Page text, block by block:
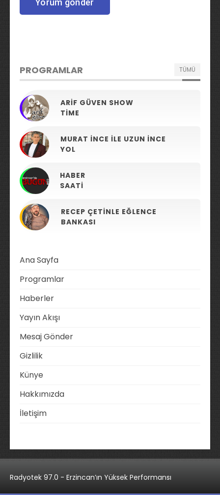
PROGRAMLAR TÜMÜ
ARIF GÜVEN SHOW
TIME
MURAT İNCE ILE UZUN İNCE
YOL
HABER
SAATI
RECEP ÇETINLE EĞLENCE
BANKASI
Ana Sayfa
Programlar
Haberler
Yayın Akışı
Mesaj Gönder
Gizlilik
Künye
Hakkımızda
İletişim
Radyotek 97.0 - Erzincan’ın Yüksek Performansı